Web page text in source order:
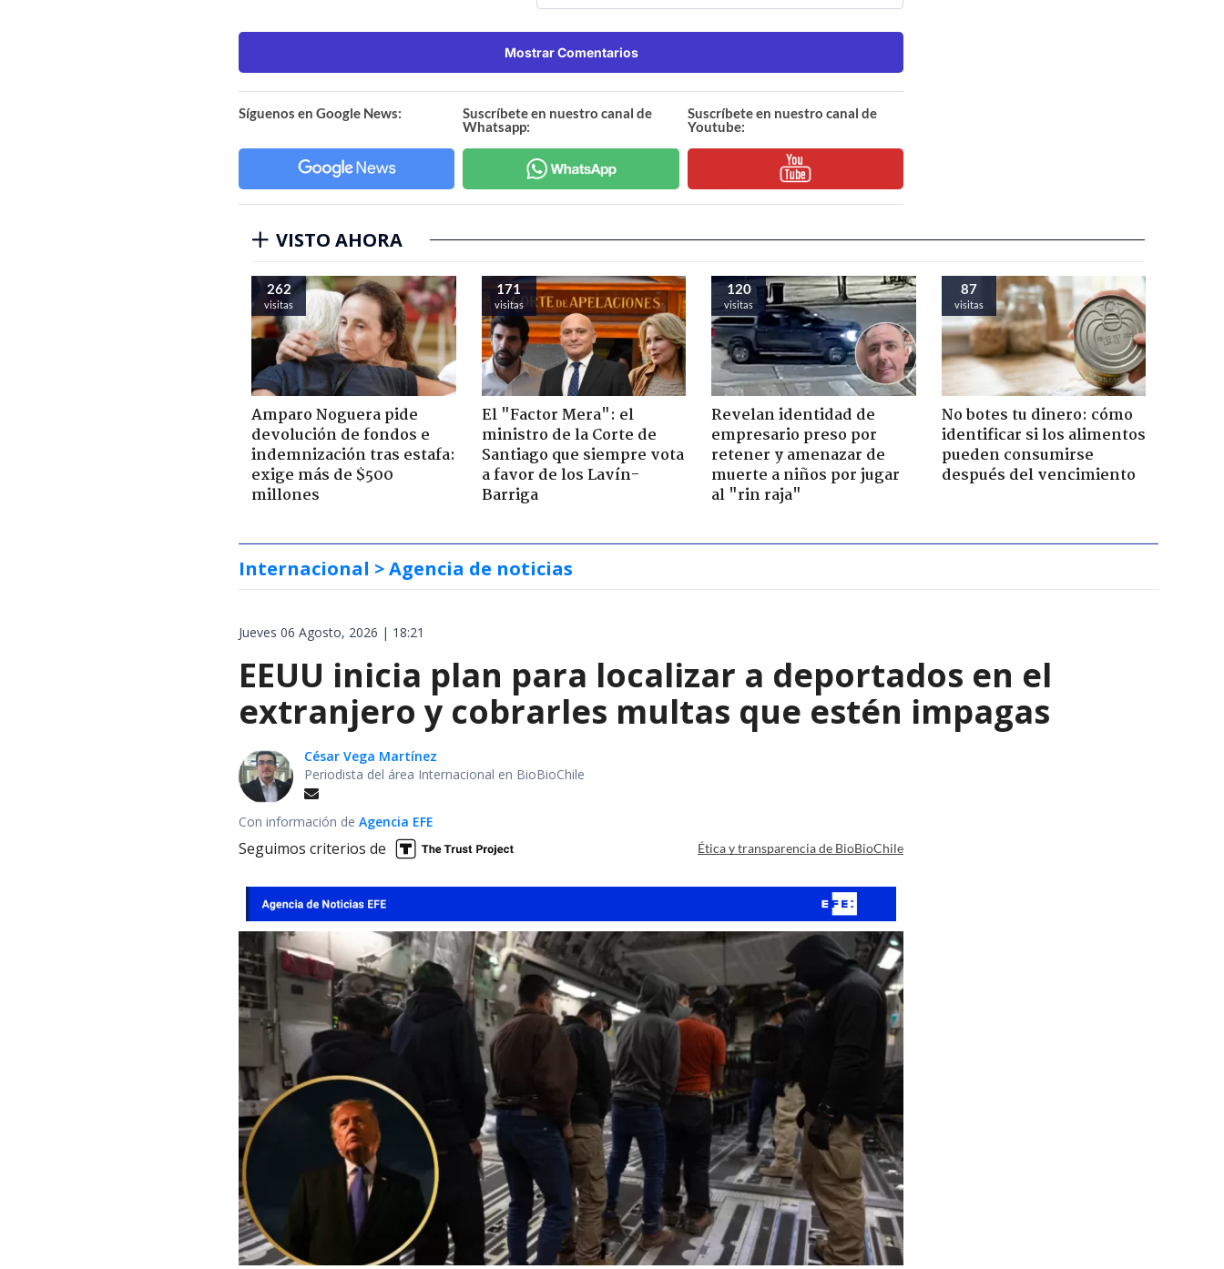
Mostrar Comentarios
Síguenos en Google News:
Suscríbete en nuestro canal de
Whatsapp:
Suscríbete en nuestro canal de
Youtube:
VISTO AHORA
262
visitas
Amparo Noguera pide
devolución de fondos e
indemnización tras estafa:
exige más de $500
millones
171
visitas
El "Factor Mera": el
ministro de la Corte de
Santiago que siempre vota
a favor de los Lavín-
Barriga
120
visitas
Revelan identidad de
empresario preso por
retener y amenazar de
muerte a niños por jugar
al "rin raja"
87
visitas
No botes tu dinero: cómo
identificar si los alimentos
pueden consumirse
después del vencimiento
Internacional > Agencia de noticias
Jueves 06 Agosto, 2026 | 18:21
EEUU inicia plan para localizar a deportados en el
extranjero y cobrarles multas que estén impagas
César Vega Martínez
Periodista del área Internacional en BioBioChile
Con información de Agencia EFE
Seguimos criterios de Ética y transparencia de BioBioChile